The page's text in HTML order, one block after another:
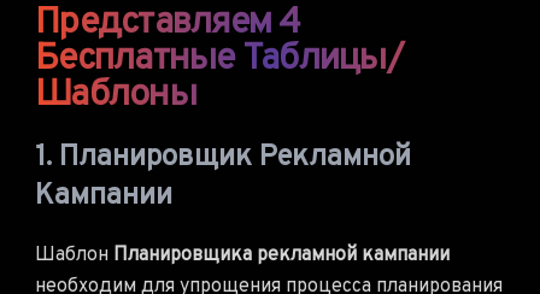
Представляем 4
Бесплатные Таблицы/
Шаблоны
1. Планировщик Рекламной
Кампании
Шаблон Планировщика рекламной кампании
необходим для упрощения процесса планирования